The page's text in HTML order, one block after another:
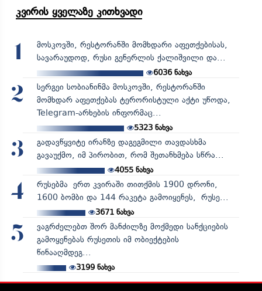
კვირის ყველაზე კითხვადი
1
მოსკოვში, რესტორანში მომხდარი აფეთქებისას,
სავარაუდოდ, რუსი გენერლის ქალიშვილი და...
6036ნახვა
2
სერგეი სობიანინმა მოსკოვში, რესტორანში
მომხდარ აფეთქებას ტერორისტული აქტი უწოდა,
Telegram-არხების ინფორმაც...
5323ნახვა
3
გადავწყვიტე ირანზე დაგეგმილი თავდასხმა
გავაუქმო, იმ პირობით, რომ შეთანხმება სწრა...
4055ნახვა
4
რუსებმა ერთ კვირაში თითქმის 1900 დრონი,
1600 ბომბი და 144 რაკეტა გამოიყენეს, რუსე...
3671ნახვა
5
ვაგრძელებთ შორ მანძილზე მოქმედი სანქციების
გამოყენებას რუსეთის იმ ობიექტების
წინააღმდეგ...
3199ნახვა